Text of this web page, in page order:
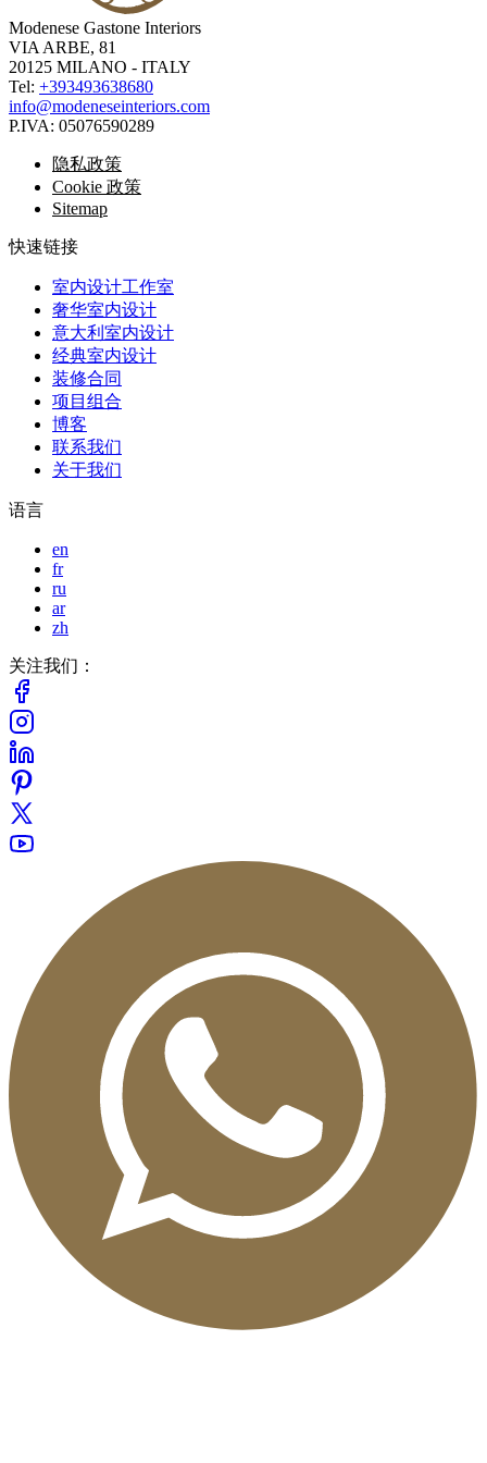
Modenese Gastone Interiors
VIA ARBE, 81
20125 MILANO - ITALY
Tel: +393493638680
info@modeneseinteriors.com
P.IVA: 05076590289
隐私政策
Cookie 政策
Sitemap
快速链接
室内设计工作室
奢华室内设计
意大利室内设计
经典室内设计
装修合同
项目组合
博客
联系我们
关于我们
语言
en
fr
ru
ar
zh
关注我们：